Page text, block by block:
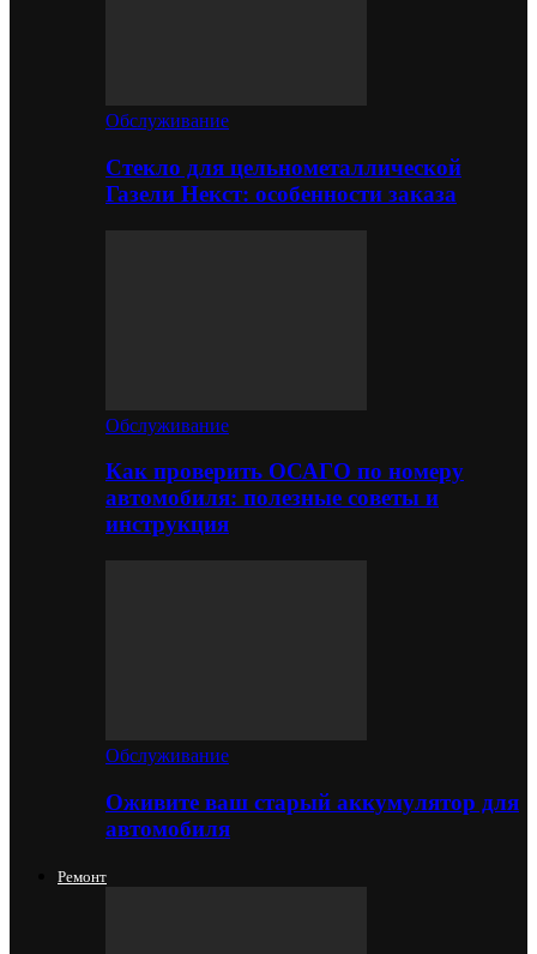
Обслуживание
Стекло для цельнометаллической
Газели Некст: особенности заказа
Обслуживание
Как проверить ОСАГО по номеру
автомобиля: полезные советы и
инструкция
Обслуживание
Оживите ваш старый аккумулятор для
автомобиля
Ремонт